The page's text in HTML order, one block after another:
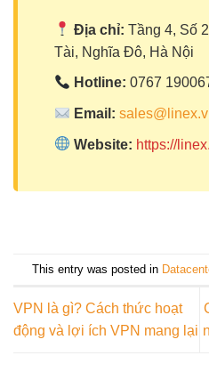
Địa chỉ: Tầng 4, Số
Tài, Nghĩa Đô, Hà Nội
Hotline: 0767
Email:
Website: https://
This entry was posted in
VPN là gì? Cách thức hoạt
động và lợi ích VPN mang lại